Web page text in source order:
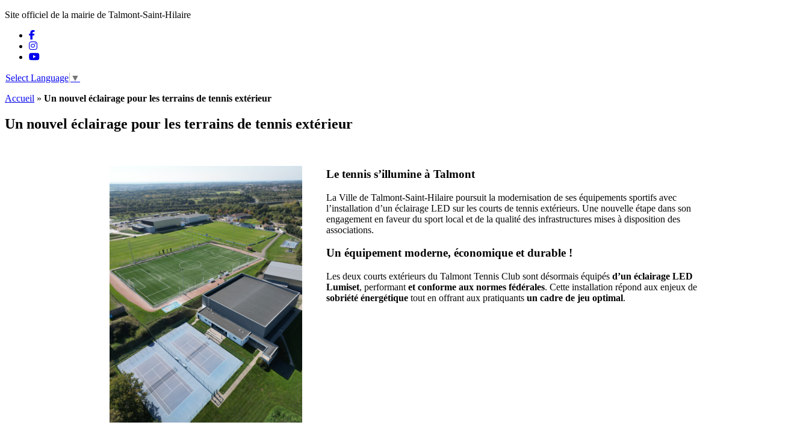
Site officiel de la mairie de Talmont-Saint-Hilaire
Select Language ▼
Accueil » Un nouvel éclairage pour les terrains de tennis extérieur
Un nouvel éclairage pour les terrains de tennis extérieur
Le tennis s’illumine à Talmont
La Ville de Talmont-Saint-Hilaire poursuit la modernisation de ses équipements sportifs avec
l’installation d’un éclairage LED sur les courts de tennis extérieurs. Une nouvelle étape dans son
engagement en faveur du sport local et de la qualité des infrastructures mises à disposition des
associations.
Un équipement moderne, économique et durable !
Les deux courts extérieurs du Talmont Tennis Club sont désormais équipésd’un éclairage LED
Lumiset, performantet conforme aux normes fédérales. Cette installation répond aux enjeux de
sobriété énergétique tout en offrant aux pratiquantsun cadre de jeu optimal.